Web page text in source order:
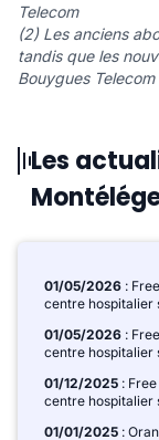
Telecom
(2) Les anciens
tandis que les
Bouygues
Les
01/05/2026 :
centre hospitalier
01/05/2026 :
centre hospitalier
01/12/2025 :
centre hospitalier
01/01/2025 :